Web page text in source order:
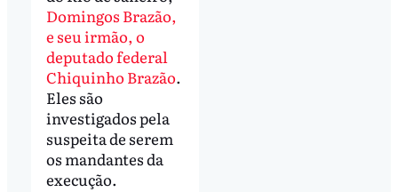
Domingos Brazão,
e seu irmão, o
deputado federal
Chiquinho Brazão.
Eles são
investigados pela
suspeita de serem
os mandantes da
execução.